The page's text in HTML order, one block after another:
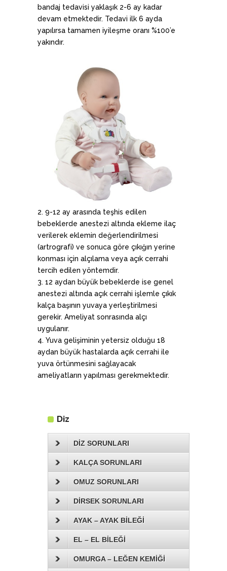
bandaj tedavisi yaklaşık 2-6 ay kadar
devam etmektedir. Tedavi ilk 6 ayda
yapılırsa tamamen iyileşme oranı %100’e
yakındır.
9-12 ay arasında teşhis edilen
bebeklerde anestezi altında ekleme ilaç
verilerek eklemin değerlendirilmesi
(artrografi) ve sonuca göre çıkığın yerine
konması için alçılama veya açık cerrahi
tercih edilen yöntemdir.
12 aydan büyük bebeklerde ise genel
anestezi altında açık cerrahi işlemle çıkık
kalça başının yuvaya yerleştirilmesi
gerekir. Ameliyat sonrasında alçı
uygulanır.
Yuva gelişiminin yetersiz olduğu 18
aydan büyük hastalarda açık cerrahi ile
yuva örtünmesini sağlayacak
ameliyatların yapılması gerekmektedir.
Diz
DİZ SORUNLARI
KALÇA SORUNLARI
OMUZ SORUNLARI
DİRSEK SORUNLARI
AYAK – AYAK BİLEĞİ
EL – EL BİLEĞİ
OMURGA – LEĞEN KEMİĞİ